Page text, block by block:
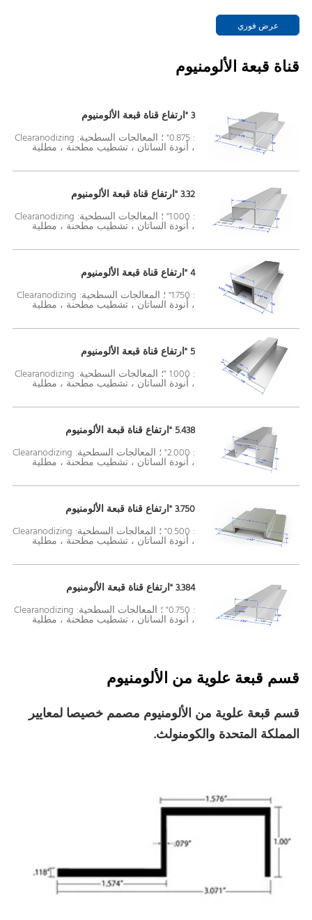
عرض فوري
قناة قبعة الألومنيوم
3 "ارتفاع قناة قبعة الألومنيوم
: 0.875" ؛ المعالجات السطحية: Clearanodizing
، أنودة الساتان ، تشطيب مطحنة ، مطلية
3.32 "ارتفاع قناة قبعة الألومنيوم
: 1.000" ؛ المعالجات السطحية: Clearanodizing
، أنودة الساتان ، تشطيب مطحنة ، مطلية
4 "ارتفاع قناة قبعة الألومنيوم
: 1.750" ؛ المعالجات السطحية: Clearanodizing
، أنودة الساتان ، تشطيب مطحنة ، مطلية
5 "ارتفاع قناة قبعة الألومنيوم
: 1.000 "؛ المعالجات السطحية: Clearanodizing
، أنودة الساتان ، تشطيب مطحنة ، مطلية
5.438 "ارتفاع قناة قبعة الألومنيوم
: 2.000" ؛ المعالجات السطحية: Clearanodizing
، أنودة الساتان ، تشطيب مطحنة ، مطلية
3.750 "ارتفاع قناة قبعة الألومنيوم
: 0.500" ؛ المعالجات السطحية: Clearanodizing
، أنودة الساتان ، تشطيب مطحنة ، مطلية
3.384 "ارتفاع قناة قبعة الألومنيوم
: 0.750" ؛ المعالجات السطحية: Clearanodizing
، أنودة الساتان ، تشطيب مطحنة ، مطلية
قسم قبعة علوية من الألومنيوم
قسم قبعة علوية من الألومنيوم مصمم خصيصا لمعايير
المملكة المتحدة والكومنولث.